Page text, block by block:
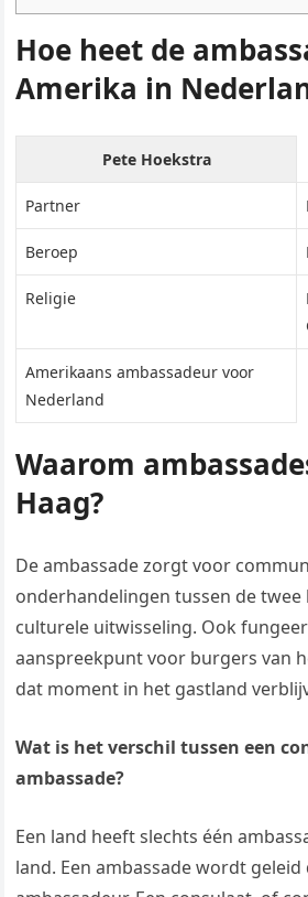
Hoe heet de
Amerika in
Pete Hoekstra
Partner
Beroep
Religie
Amerikaans ambassadeur voor
Nederland
Waarom
Haag?
De ambassade zorgt voor
onderhandelingen tussen de twee
culturele uitwisseling. Ook
aanspreekpunt voor burgers van
dat moment in het gastland
Wat is het verschil tussen een
ambassade?
Een land heeft slechts één
land. Een ambassade wordt geleid